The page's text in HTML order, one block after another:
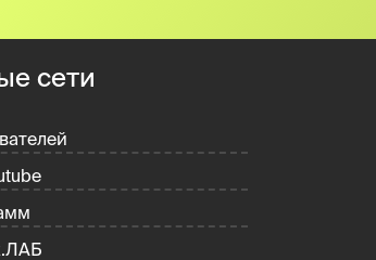
сети